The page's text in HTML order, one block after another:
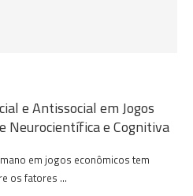
e Antissocial em Jogos
Neurocientífica e Cognitiva
em jogos econômicos tem
os fatores …